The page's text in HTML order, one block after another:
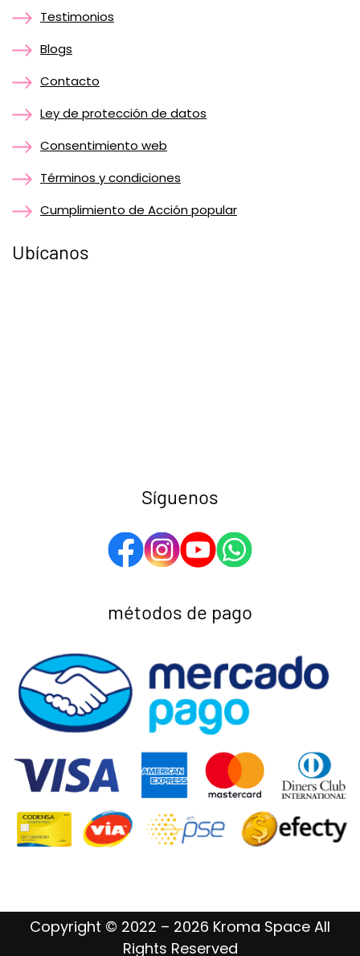
Testimonios
Blogs
Contacto
Ley de protección de datos
Consentimiento web
Términos y condiciones
Cumplimiento de Acción popular
Ubícanos
Síguenos
métodos de pago
Copyright © 2022 – 2026 Kroma Space All
Rights Reserved